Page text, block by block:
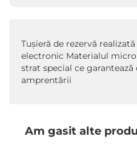
Tușieră de rezervă
electronic Materialul
strat special ce
amprentării
Am gasit alte